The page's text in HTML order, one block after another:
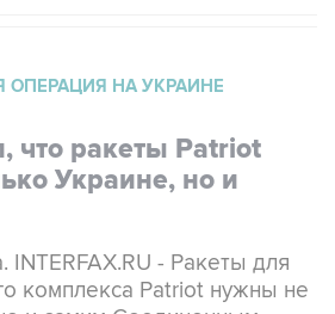
ОПЕРАЦИЯ НА УКРАИНЕ
что ракеты Patriot
Украине, но и
INTERFAX.RU - Ракеты для
комплекса Patriot нужны не